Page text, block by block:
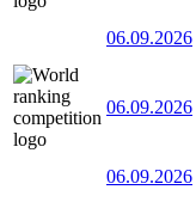
06.09.2026
06.09.2026
06.09.2026